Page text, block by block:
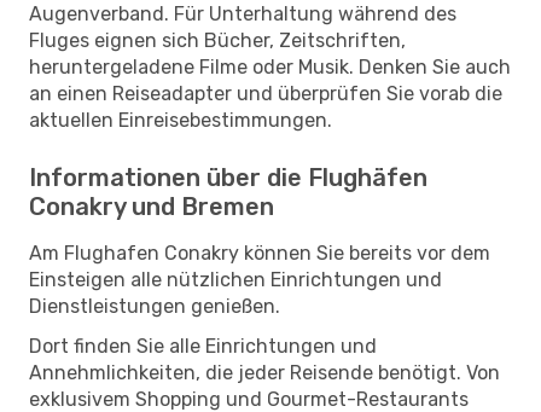
Augenverband. Für Unterhaltung während des
Fluges eignen sich Bücher, Zeitschriften,
heruntergeladene Filme oder Musik. Denken Sie auch
an einen Reiseadapter und überprüfen Sie vorab die
aktuellen Einreisebestimmungen.
Informationen über die Flughäfen
Conakry und Bremen
Am Flughafen Conakry können Sie bereits vor dem
Einsteigen alle nützlichen Einrichtungen und
Dienstleistungen genießen.
Dort finden Sie alle Einrichtungen und
Annehmlichkeiten, die jeder Reisende benötigt. Von
exklusivem Shopping und Gourmet-Restaurants